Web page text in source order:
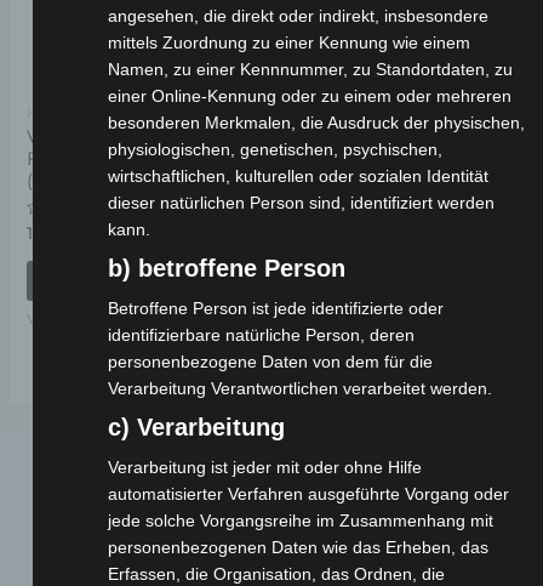
Kostenloser Versand
VSX SECHSKANT-
FLANSCH-SCHRAUBE
(M12*185)
Bewertet
0
19,00
IN DEN WARENKORB
VSX
angesehen, die direkt oder indirekt, insbesondere
mittels Zuordnung zu einer Kennung wie einem
Namen, zu einer Kennnummer, zu Standortdaten, zu
einer Online-Kennung oder zu einem oder mehreren
besonderen Merkmalen, die Ausdruck der physischen,
physiologischen, genetischen, psychischen,
wirtschaftlichen, kulturellen oder sozialen Identität
dieser natürlichen Person sind, identifiziert werden
kann.
b) betroffene Person
Betroffene Person ist jede identifizierte oder
identifizierbare natürliche Person, deren
personenbezogene Daten von dem für die
Verarbeitung Verantwortlichen verarbeitet werden.
c) Verarbeitung
Verarbeitung ist jeder mit oder ohne Hilfe
automatisierter Verfahren ausgeführte Vorgang oder
jede solche Vorgangsreihe im Zusammenhang mit
personenbezogenen Daten wie das Erheben, das
Erfassen, die Organisation, das Ordnen, die